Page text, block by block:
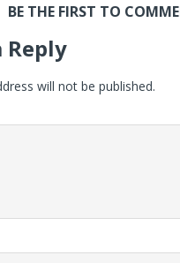
BE THE FIRST TO
Reply
will not be published.